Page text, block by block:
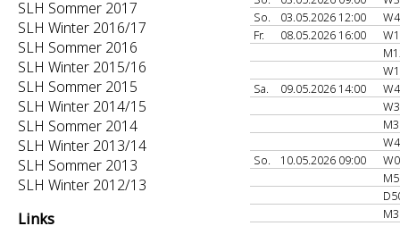
SLH Sommer 2017
SLH Winter 2016/17
SLH Sommer 2016
SLH Winter 2015/16
SLH Sommer 2015
SLH Winter 2014/15
SLH Sommer 2014
SLH Winter 2013/14
SLH Sommer 2013
SLH Winter 2012/13
Links
So.
03.05.2026 12:00
Fr.
08.05.2026 16:00
Sa.
09.05.2026 14:00
So.
10.05.2026 09:00